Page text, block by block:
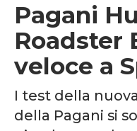
Pagani
Roadster
veloce a
I test della
della Pagani si